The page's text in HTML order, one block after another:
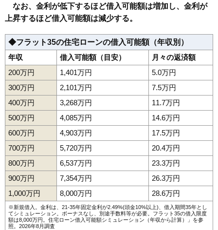
なお、金利が低下するほど借入可能額は増加し、金利が
上昇するほど借入可能額は減少する。
◆フラット35の住宅ローンの借入可能額（年収別）
年収
借入可能額（目安）
月々の返済額
200万円
1,401万円
5.0万円
300万円
2,101万円
7.5万円
400万円
3,268万円
11.7万円
500万円
4,085万円
14.6万円
600万円
4,903万円
17.5万円
700万円
5,720万円
20.4万円
800万円
6,537万円
23.3万円
900万円
7,354万円
26.3万円
1,000万円
8,000万円 28.6万円
※新規借入。金利は、21-35年固定金利が2.49%(頭金10%以上)、借入期間35年とし
てシミュレーション。ボーナスなし、別途手数料等が必要。フラット35の借入限度
額は8,000万円。 住宅ローン借入可能額シミュレーション（年収から計算）
」を参
照。2026年8月調査